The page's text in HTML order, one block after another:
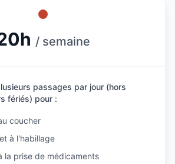
/ semaine
passages par jour (hors
fériés) pour :
coucher
à l'habillage
la prise de médicaments